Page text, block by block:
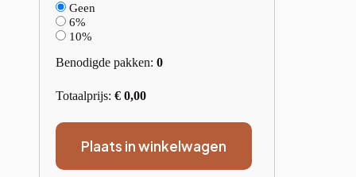
Geen
6%
10%
Benodigde pakken: 0
Totaalprijs: € 0,00
Plaats in winkelwagen